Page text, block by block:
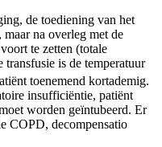
de toediening van het
na overleg met de
te zetten (totale
is de temperatuur
toenemend kortademig.
insufficiëntie, patiënt
worden geïntubeerd. Er
COPD, decompensatio